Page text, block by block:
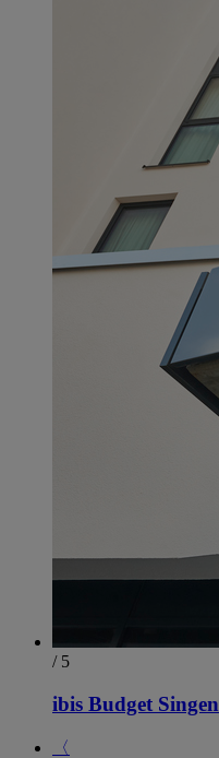
/ 5
ibis Budget Singen
〈